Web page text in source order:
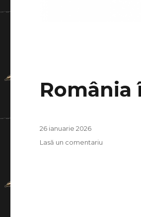
România
Publicat
26 ianuarie 2026
Lasă un comentariu